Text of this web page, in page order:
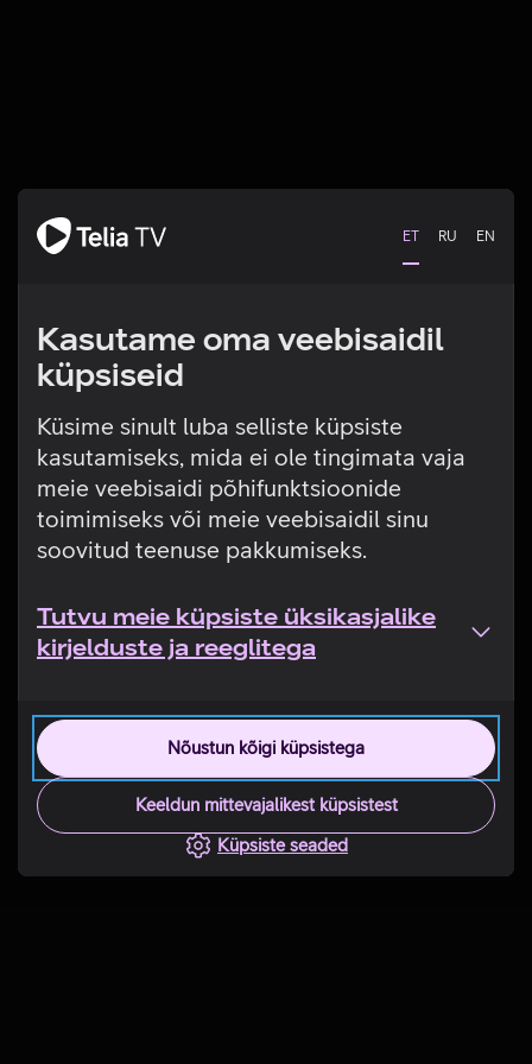
ET RU EN
Kasutame oma veebisaidil
küpsiseid
Küsime sinult luba selliste küpsiste
kasutamiseks, mida ei ole tingimata vaja
meie veebisaidi põhifunktsioonide
toimimiseks või meie veebisaidil sinu
soovitud teenuse pakkumiseks.
Tutvu meie küpsiste üksikasjalike
kirjelduste ja reeglitega
Nõustun kõigi küpsistega
Keeldun mittevajalikest küpsistest
Küpsiste seaded
Tehniline viga